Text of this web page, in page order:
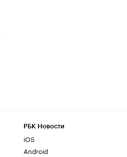
РБК Новости
iOS
Android